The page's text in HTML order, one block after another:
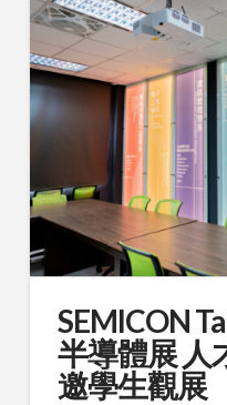
SEMICON
半導體展 人
邀學生觀展